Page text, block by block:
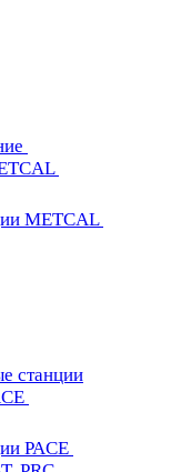
METCAL
станции
PACE